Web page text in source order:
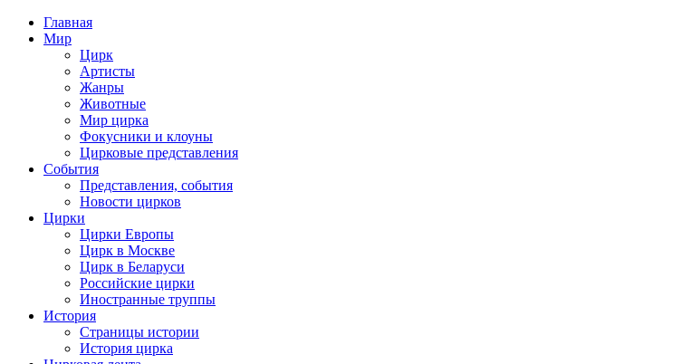
Главная
Мир
Цирк
Артисты
Жанры
Животные
Мир цирка
Фокусники и клоуны
Цирковые представления
События
Представления, события
Новости цирков
Цирки
Цирки Европы
Цирк в Москве
Цирк в Беларуси
Российские цирки
Иностранные труппы
История
Страницы истории
История цирка